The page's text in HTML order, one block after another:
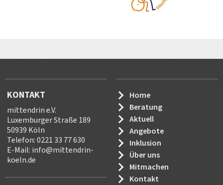
KONTAKT
mittendrin e.V.
Luxemburger Straße 189
50939 Köln
Telefon: 0221 33 77 630
E-Mail: info@mittendrin-
koeln.de
Home
Beratung
Aktuell
Angebote
Inklusion
Über uns
Mitmachen
Kontakt